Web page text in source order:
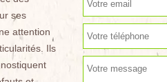
ses
attention
Ils